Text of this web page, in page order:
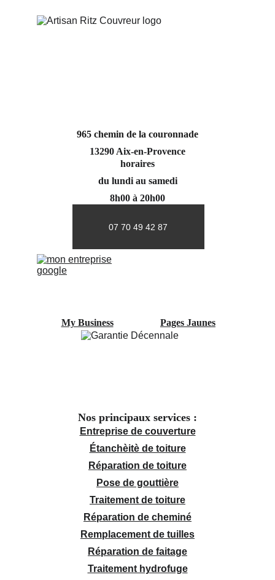
07 70 49 42 87
965 chemin de la couronnade
13290 Aix-en-Provence
horaires
du lundi au samedi
8h00 à 20h00
My Business Pages Jaunes
Nos principaux services :
Entreprise de couverture
Étanchèitè de toiture
Réparation de toiture
Pose de gouttière
Traitement de toiture
Réparation de cheminé
Remplacement de tuilles
Réparation de faitage
Traitement hydrofuge